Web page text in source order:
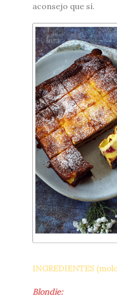
aconsejo que sí.
INGREDIENTES
Blondie: